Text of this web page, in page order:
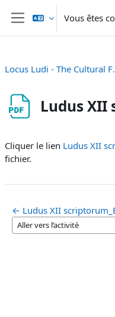
Passer au contenu principal
Panneau latéral
Vous êtes
Locus Ludi -
Ludus XII
Cliquer le lien Ludus XII
fichier.
← Ludus XII
Aller vers l’activité